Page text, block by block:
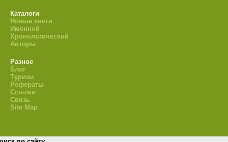
Каталоги
Новые книги
Именной
Хронологический
Авторы
Разное
Блог
Туризм
Рефераты
Ссылки
Связь
Site Map